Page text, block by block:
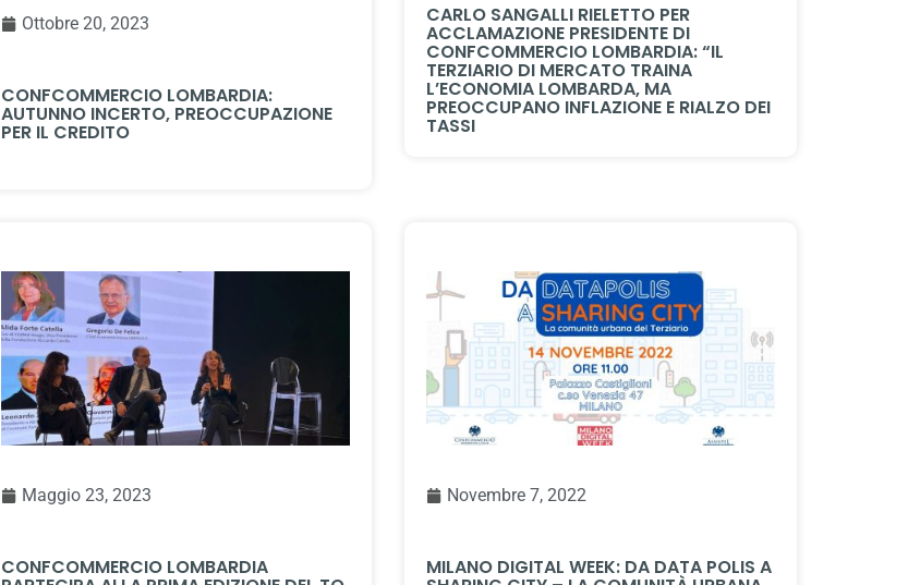
Ottobre 20, 2023
CONFCOMMERCIO LOMBARDIA:
AUTUNNO INCERTO, PREOCCUPAZIONE
PER IL CREDITO
CARLO SANGALLI RIELETTO PER
ACCLAMAZIONE PRESIDENTE DI
CONFCOMMERCIO LOMBARDIA: “IL
TERZIARIO DI MERCATO TRAINA
L’ECONOMIA LOMBARDA, MA
PREOCCUPANO INFLAZIONE E RIALZO DEI
TASSI
Maggio 23, 2023
CONFCOMMERCIO LOMBARDIA
Novembre 7, 2022
MILANO DIGITAL WEEK: DA DATA POLIS A